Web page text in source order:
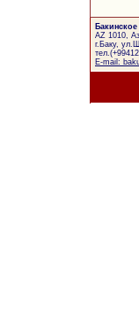
AZ 1010,
г.Баку,
E-mail: